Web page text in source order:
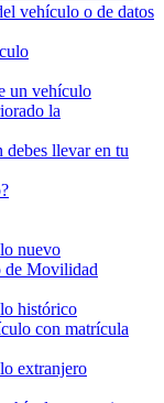
vehículo o de datos
un vehículo
la
debes llevar en tu
nuevo
de Movilidad
histórico
con matrícula
extranjero